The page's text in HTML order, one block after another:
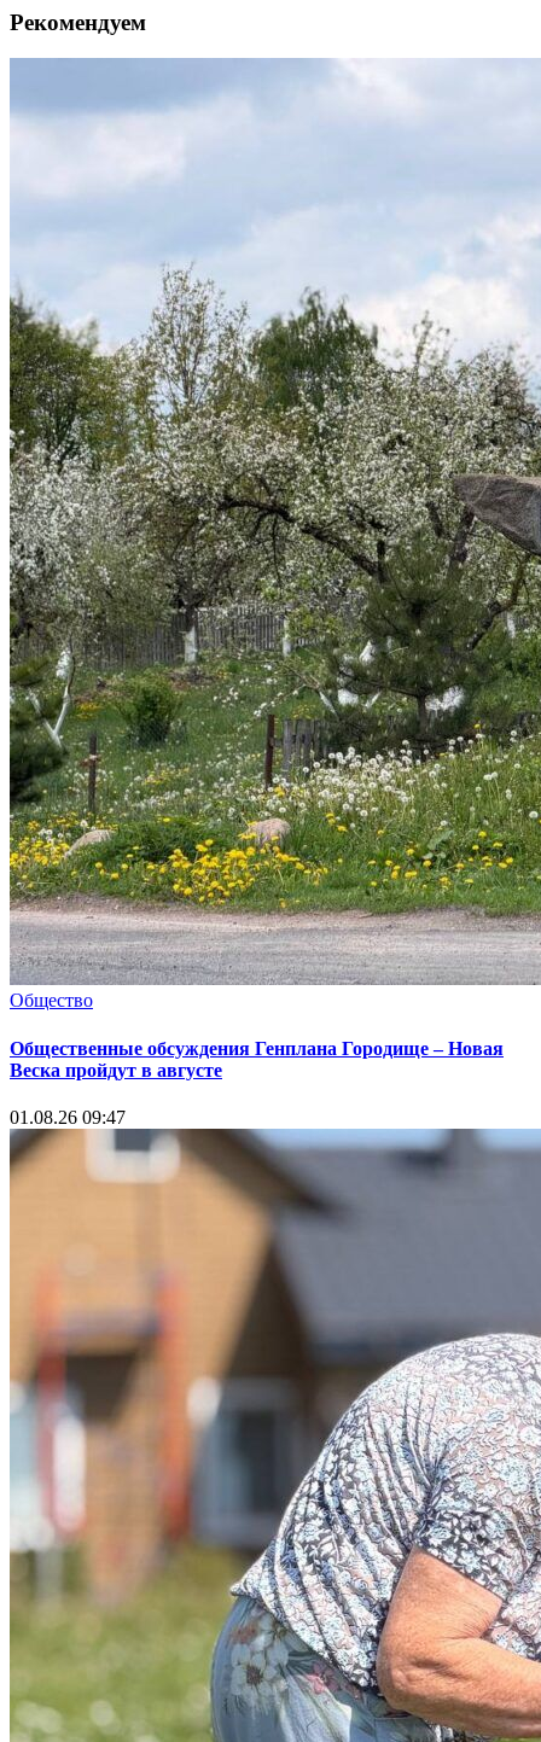
Рекомендуем
Общество
Общественные обсуждения Генплана Городище – Новая
Веска пройдут в августе
01.08.26 09:47